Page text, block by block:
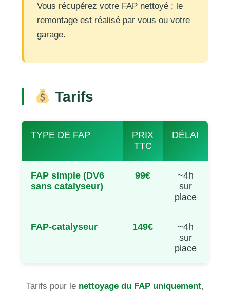
Vous récupérez votre FAP nettoyé ; le
remontage est réalisé par vous ou votre
garage.
Tarifs
TYPE DE FAP
PRIX
TTC
DÉLAI
FAP simple (DV6
sans catalyseur)
99€
~4h
sur
place
FAP-catalyseur 149€
~4h
sur
place
Tarifs pour le nettoyage du FAP uniquement,